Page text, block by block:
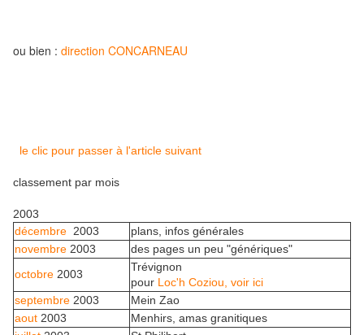
ou bien : direction CONCARNEAU
le clic pour passer à l'article suivant
classement par mois
2003
décembre 2003
plans, infos générales
novembre 2003
des pages un peu "génériques"
octobre 2003
Trévignon
pour Loc'h Coziou, voir ici
septembre 2003
Mein Zao
aout 2003
Menhirs, amas granitiques